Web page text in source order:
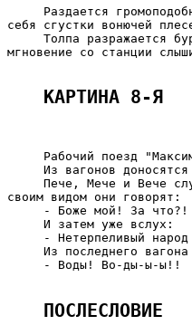
Раздается
себя сгустки вонючей
Толпа разражается
мгновение со станции
КАРТИНА 8-Я
Рабочий поезд
Из вагонов
Пече, Мече и Вече
своим видом они говорят:
- Боже мой! За
     И затем уже вслух:
- Нетерпеливый
Из последнего
     - Воды! Во-ды-ы-ы!!
ПОСЛЕСЛОВИЕ